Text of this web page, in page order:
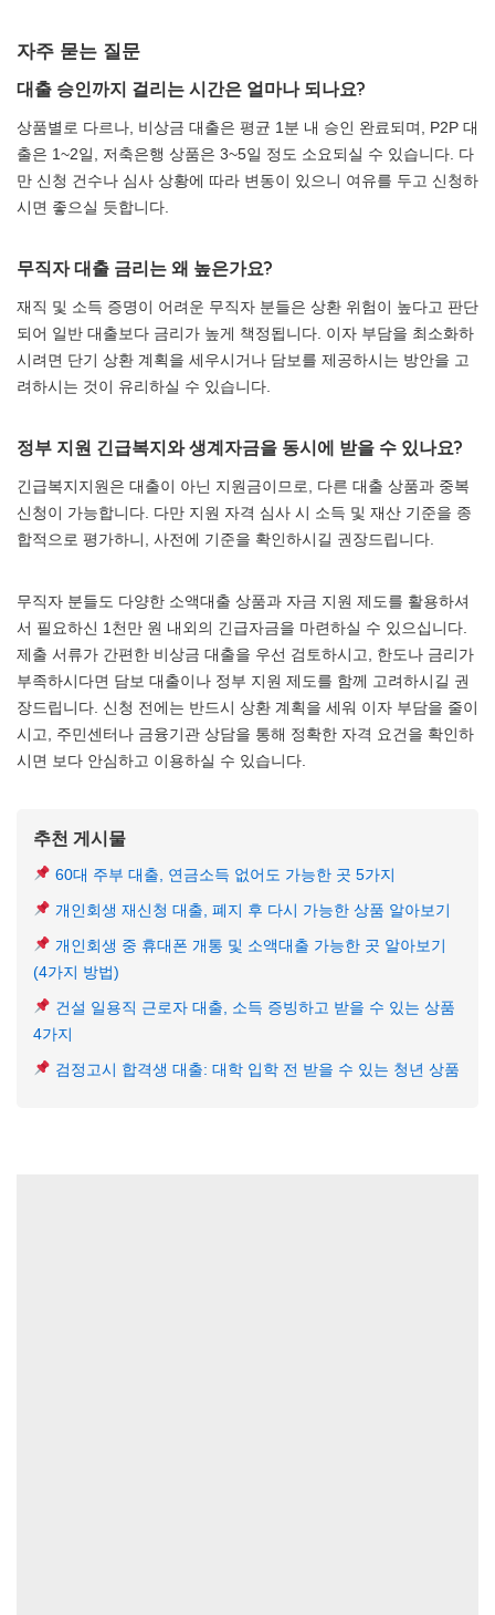
자주 묻는 질문
대출 승인까지 걸리는 시간은 얼마나 되나요?
상품별로 다르나, 비상금 대출은 평균 1분 내 승인 완료되며, P2P 대
출은 1~2일, 저축은행 상품은 3~5일 정도 소요되실 수 있습니다. 다
만 신청 건수나 심사 상황에 따라 변동이 있으니 여유를 두고 신청하
시면 좋으실 듯합니다.
무직자 대출 금리는 왜 높은가요?
재직 및 소득 증명이 어려운 무직자 분들은 상환 위험이 높다고 판단
되어 일반 대출보다 금리가 높게 책정됩니다. 이자 부담을 최소화하
시려면 단기 상환 계획을 세우시거나 담보를 제공하시는 방안을 고
려하시는 것이 유리하실 수 있습니다.
정부 지원 긴급복지와 생계자금을 동시에 받을 수 있나요?
긴급복지지원은 대출이 아닌 지원금이므로, 다른 대출 상품과 중복
신청이 가능합니다. 다만 지원 자격 심사 시 소득 및 재산 기준을 종
합적으로 평가하니, 사전에 기준을 확인하시길 권장드립니다.
무직자 분들도 다양한 소액대출 상품과 자금 지원 제도를 활용하셔
서 필요하신 1천만 원 내외의 긴급자금을 마련하실 수 있으십니다.
제출 서류가 간편한 비상금 대출을 우선 검토하시고, 한도나 금리가
부족하시다면 담보 대출이나 정부 지원 제도를 함께 고려하시길 권
장드립니다. 신청 전에는 반드시 상환 계획을 세워 이자 부담을 줄이
시고, 주민센터나 금융기관 상담을 통해 정확한 자격 요건을 확인하
시면 보다 안심하고 이용하실 수 있습니다.
추천 게시물
60대 주부 대출, 연금소득 없어도 가능한 곳 5가지
개인회생 재신청 대출, 폐지 후 다시 가능한 상품 알아보기
개인회생 중 휴대폰 개통 및 소액대출 가능한 곳 알아보기
(4가지 방법)
건설 일용직 근로자 대출, 소득 증빙하고 받을 수 있는 상품
4가지
검정고시 합격생 대출: 대학 입학 전 받을 수 있는 청년 상품